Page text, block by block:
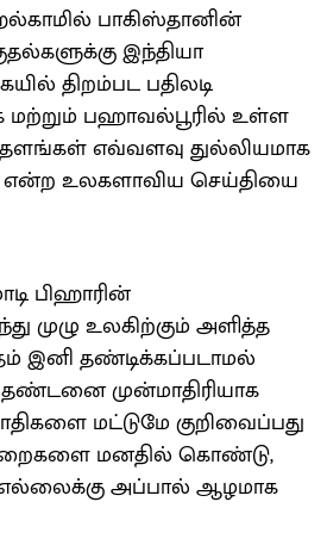
பாகிஸ்தானின்
இந்தியா
திறம்பட பதிலடி
மற்றும் பஹாவல்பூரில் உள்ள
எவ்வளவு துல்லியமாக
என்ற உலகளாவிய செய்தியை
பிஹாரின்
முழு உலகிற்கும் அளித்த
இனி தண்டிக்கப்படாமல்
தண்டனை முன்மாதிரியாக
மட்டுமே குறிவைப்பது
மனதில் கொண்டு,
எல்லைக்கு அப்பால் ஆழமாக